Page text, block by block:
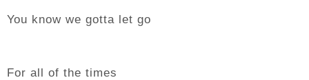
You know we gotta let go
For all of the times